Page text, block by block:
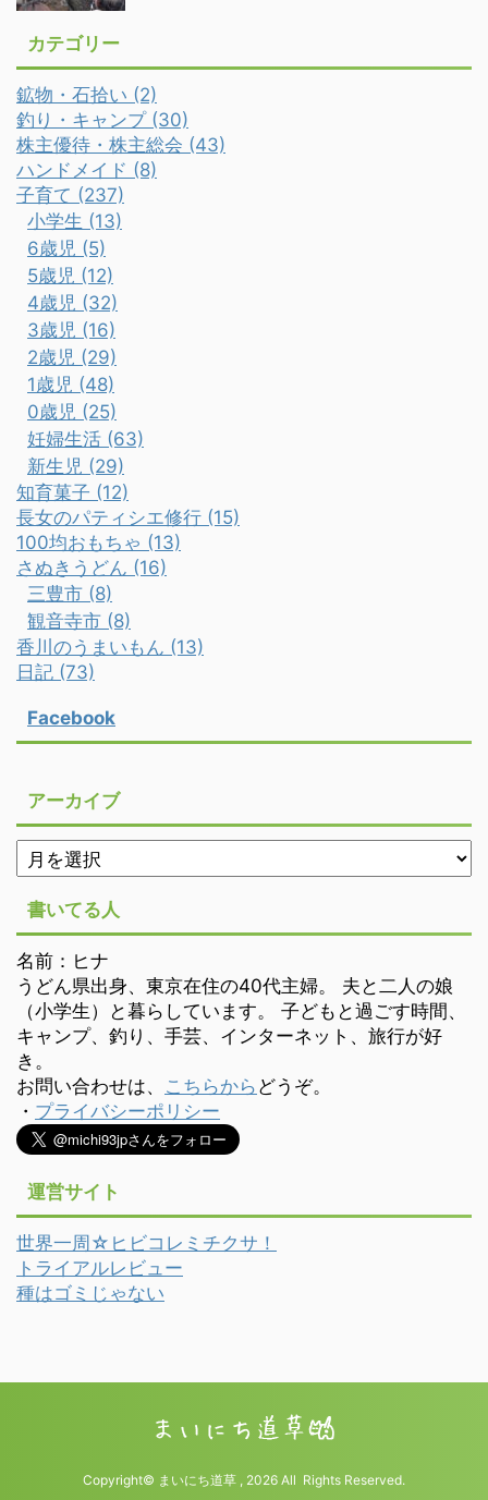
カテゴリー
鉱物・石拾い (2)
釣り・キャンプ (30)
株主優待・株主総会 (43)
ハンドメイド (8)
子育て (237)
小学生 (13)
6歳児 (5)
5歳児 (12)
4歳児 (32)
3歳児 (16)
2歳児 (29)
1歳児 (48)
0歳児 (25)
妊婦生活 (63)
新生児 (29)
知育菓子 (12)
長女のパティシエ修行 (15)
100均おもちゃ (13)
さぬきうどん (16)
三豊市 (8)
観音寺市 (8)
香川のうまいもん (13)
日記 (73)
Facebook
アーカイブ
書いてる人
名前：ヒナ
うどん県出身、東京在住の40代主婦。 夫と二人の娘
（小学生）と暮らしています。 子どもと過ごす時間、
キャンプ、釣り、手芸、インターネット、旅行が好
き。
お問い合わせは、 こちらから どうぞ。
・ プライバシーポリシー
運営サイト
世界一周☆ヒビコレミチクサ！
トライアルレビュー
種はゴミじゃない
Copyright© まいにち道草 , 2026 All Rights Reserved.